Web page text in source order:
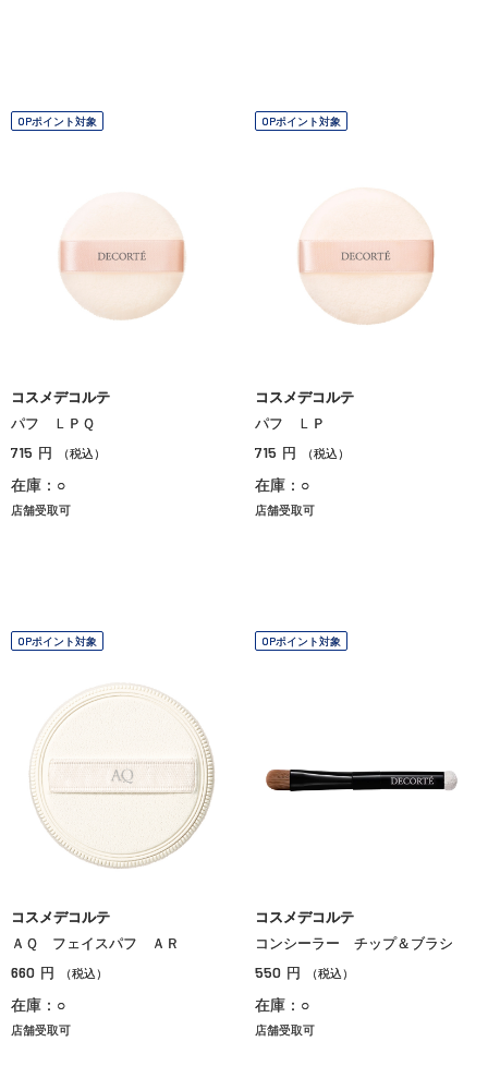
OPポイント対象
コスメデコルテ
パフ ＬＰＱ
715 円 （税込）
在庫：○
店舗受取可
OPポイント対象
コスメデコルテ
パフ ＬＰ
715 円 （税込）
在庫：○
店舗受取可
OPポイント対象
コスメデコルテ
ＡＱ フェイスパフ ＡＲ
660 円 （税込）
在庫：○
店舗受取可
OPポイント対象
コスメデコルテ
コンシーラー チップ＆ブラシ
550 円 （税込）
在庫：○
店舗受取可